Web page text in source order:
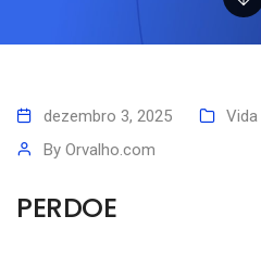
dezembro 3, 2025
By Orvalho.com
PERDOE